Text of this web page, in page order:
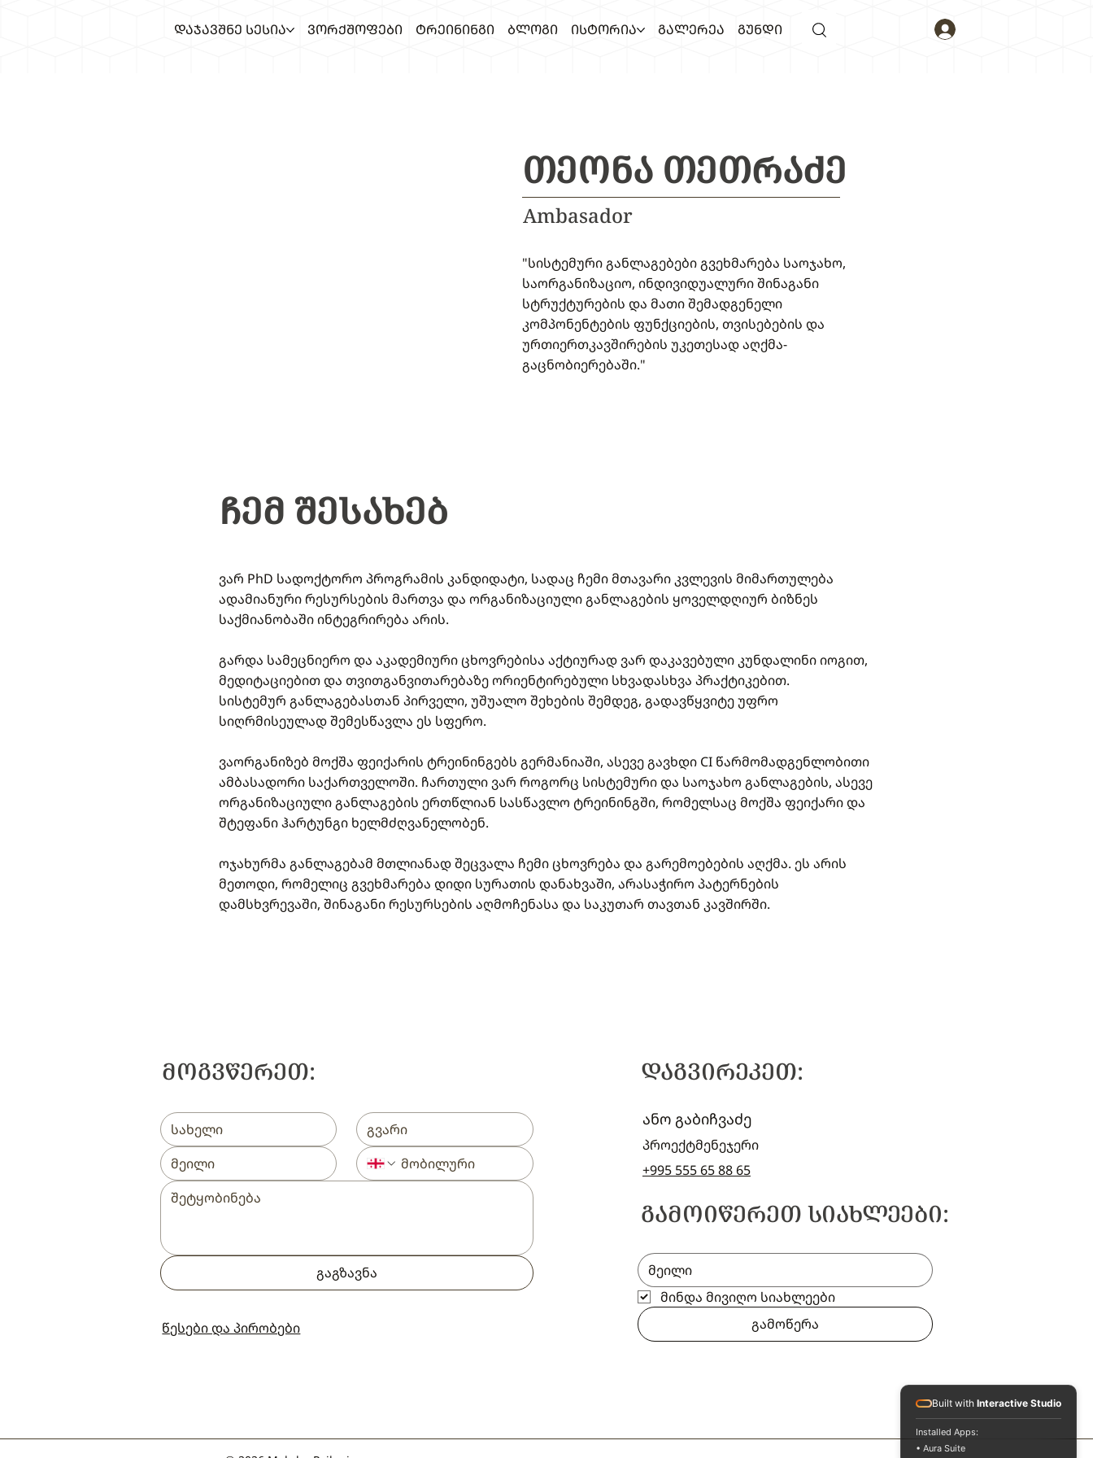
ᲓᲐᲯᲐᲕᲨᲜᲔ ᲡᲔᲡᲘᲐ ᲕᲝᲠᲥᲨᲝᲤᲔᲑᲘ ᲢᲠᲔᲘᲜᲘᲜᲒᲘ ᲑᲚᲝᲒᲘ ᲘᲡᲢᲝᲠᲘᲐ ᲒᲐᲚᲔᲠᲔᲐ ᲒᲣᲜᲓᲘ
ᲗᲔᲝᲜᲐ ᲗᲔᲗᲠᲐᲫᲔ
Ambasador
"სისტემური განლაგებები გვეხმარება საოჯახო,
საორგანიზაციო, ინდივიდუალური შინაგანი
სტრუქტურების და მათი შემადგენელი
კომპონენტების ფუნქციების, თვისებების და
ურთიერთკავშირების უკეთესად აღქმა-
გაცნობიერებაში."​
ᲩᲔᲛ ᲨᲔᲡᲐᲮᲔᲑ
ვარ PhD სადოქტორო პროგრამის კანდიდატი, სადაც ჩემი მთავარი კვლევის მიმართულება
ადამიანური რესურსების მართვა და ორგანიზაციული განლაგების ყოველდღიურ ბიზნეს
საქმიანობაში ინტეგრირება არის.
გარდა სამეცნიერო და აკადემიური ცხოვრებისა აქტიურად ვარ დაკავებული კუნდალინი იოგით,
მედიტაციებით და თვითგანვითარებაზე ორიენტირებული სხვადასხვა პრაქტიკებით.
სისტემურ განლაგებასთან პირველი, უშუალო შეხების შემდეგ, გადავწყვიტე უფრო
სიღრმისეულად შემესწავლა ეს სფერო.
ვაორგანიზებ მოქშა ფეიქარის ტრეინინგებს გერმანიაში, ასევე გავხდი CI წარმომადგენლობითი
ამბასადორი საქართველოში. ჩართული ვარ როგორც სისტემური და საოჯახო განლაგების, ასევე
ორგანიზაციული განლაგების ერთწლიან სასწავლო ტრეინინგში, რომელსაც მოქშა ფეიქარი და
შტეფანი ჰარტუნგი ხელმძღვანელობენ.
ოჯახურმა განლაგებამ მთლიანად შეცვალა ჩემი ცხოვრება და გარემოებების აღქმა. ეს არის
მეთოდი, რომელიც გვეხმარება დიდი სურათის დანახვაში, არასაჭირო პატერნების
დამსხვრევაში, შინაგანი რესურსების აღმოჩენასა და საკუთარ თავთან კავშირში.
ᲛᲝᲒᲕᲬᲔᲠᲔᲗ:
გაგზავნა
წესები და პირობები
ᲓᲐᲒᲕᲘᲠᲔᲙᲔᲗ:
ანო გაბიჩვაძე
პროექტმენეჯერი
+995 555 65 88 65
ᲒᲐᲛᲝᲘᲬᲔᲠᲔᲗ ᲡᲘᲐᲮᲚᲔᲔᲑᲘ:
მინდა მივიღო სიახლეები
გამოწერა
Built with Interactive Studio
Installed Apps:
• Aura Suite